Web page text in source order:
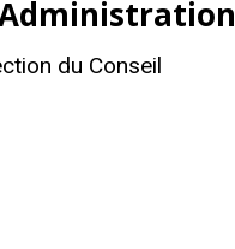
du Conseil